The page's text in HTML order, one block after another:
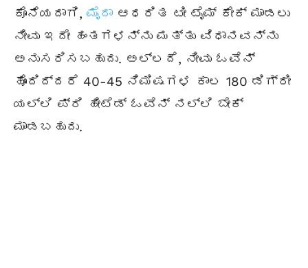
ಕೊನೆಯದಾಗಿ, ಮೈದಾ ಆಧರಿತ ಟೀ ಟೈಮ್ ಕೇಕ್ ಮಾಡಲು
ನೀವು ಇದೇ ಹಂತಗಳನ್ನು ಮತ್ತು ವಿಧಾನವನ್ನು
ಅನುಸರಿಸಬಹುದು. ಅಲ್ಲದೆ, ನೀವು ಓವೆನ್
ಹೊಂದಿದ್ದರೆ 40-45 ನಿಮಿಷಗಳ ಕಾಲ 180 ಡಿಗ್ರೀ
ಯಲ್ಲಿ ಪ್ರಿ ಹೀಟೆಡ್ ಓವೆನ್ ನಲ್ಲಿ ಬೇಕ್
ಮಾಡಬಹುದು.